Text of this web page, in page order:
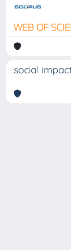
social